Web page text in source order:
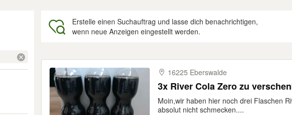
Erstelle einen Suchauftrag und lasse dich benachrichtigen,
wenn neue Anzeigen eingestellt werden.
16225 Eberswalde
3x River Cola Zero zu
Moin, ​wir haben hier noch drei Flaschen
absolut nicht schmecken....